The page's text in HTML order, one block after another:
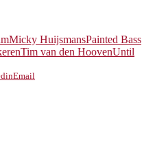
Micky HuijsmansPainted Bass
Tim van den HoovenUntil
Email